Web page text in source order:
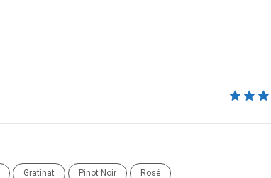
Gratinat Pinot Noir Rosé